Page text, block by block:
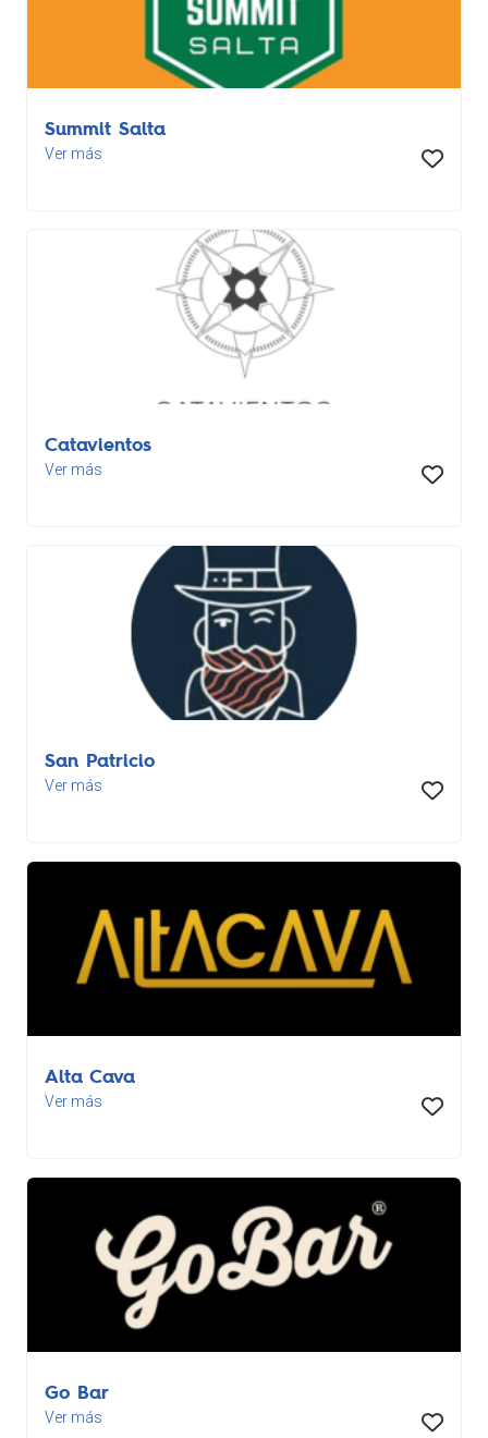
Summit Salta
Ver más
Catavientos
Ver más
San Patricio
Ver más
Alta Cava
Ver más
Go Bar
Ver más